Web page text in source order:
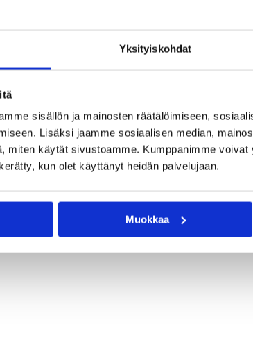
Yksityiskohdat
sisällön ja mainosten räätälöimiseen,
Lisäksi jaamme sosiaalisen median,
miten käytät sivustoamme. Kumppanimme
kun olet käyttänyt heidän palvelujaan.
Muokkaa
ja erotuomarin salivarustuksen.
to 2.10. (webinaari) ja su 5.10.2025